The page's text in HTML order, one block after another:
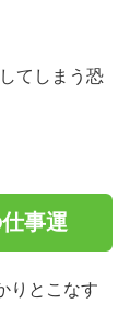
てしまう恐
事運
りとこなす